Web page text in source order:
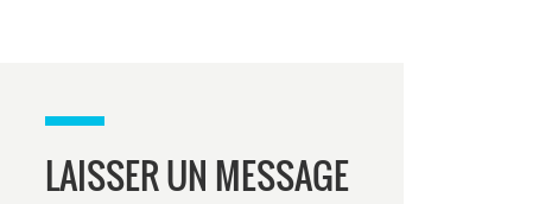
LAISSER UN MESSAGE